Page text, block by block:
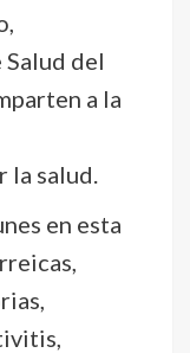
del
a la
salud.
en esta